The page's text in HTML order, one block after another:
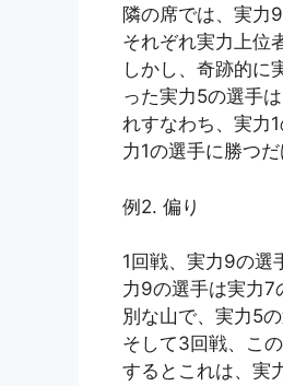
隣の席では、実力
それぞれ実力上位
しかし、奇跡的に
った実力5の選手
れすなわち、実力
力1の選手に勝つ
例2. 偏り
1回戦、実力9の選
力9の選手は実力7
別な山で、実力5
そして3回戦、こ
するとこれは、実